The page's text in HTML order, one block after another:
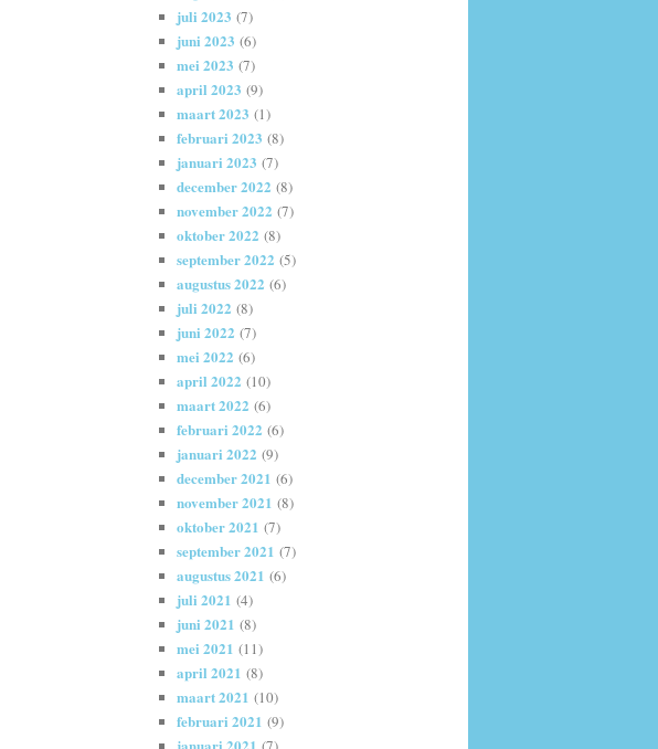
juli 2023 (7)
juni 2023 (6)
mei 2023 (7)
april 2023 (9)
maart 2023 (1)
februari 2023 (8)
januari 2023 (7)
december 2022 (8)
november 2022 (7)
oktober 2022 (8)
september 2022 (5)
augustus 2022 (6)
juli 2022 (8)
juni 2022 (7)
mei 2022 (6)
april 2022 (10)
maart 2022 (6)
februari 2022 (6)
januari 2022 (9)
december 2021 (6)
november 2021 (8)
oktober 2021 (7)
september 2021 (7)
augustus 2021 (6)
juli 2021 (4)
juni 2021 (8)
mei 2021 (11)
april 2021 (8)
maart 2021 (10)
februari 2021 (9)